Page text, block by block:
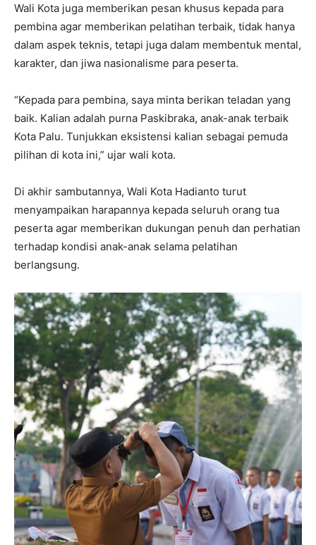
Wali Kota juga memberikan pesan khusus kepada para
pembina agar memberikan pelatihan terbaik, tidak hanya
dalam aspek teknis, tetapi juga dalam membentuk mental,
karakter, dan jiwa nasionalisme para peserta.
“Kepada para pembina, saya minta berikan teladan yang
baik. Kalian adalah purna Paskibraka, anak-anak terbaik
Kota Palu. Tunjukkan eksistensi kalian sebagai pemuda
pilihan di kota ini,” ujar wali kota.
Di akhir sambutannya, Wali Kota Hadianto turut
menyampaikan harapannya kepada seluruh orang tua
peserta agar memberikan dukungan penuh dan perhatian
terhadap kondisi anak-anak selama pelatihan
berlangsung.